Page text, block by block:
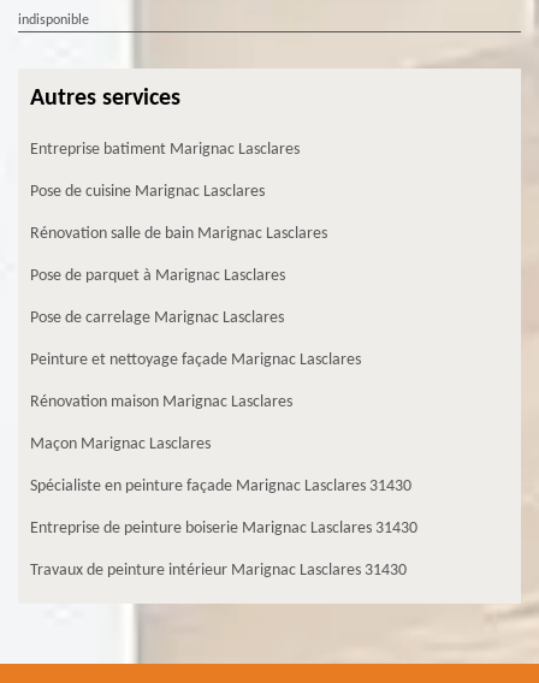
indisponible
Autres services
Entreprise batiment Marignac Lasclares
Pose de cuisine Marignac Lasclares
Rénovation salle de bain Marignac Lasclares
Pose de parquet à Marignac Lasclares
Pose de carrelage Marignac Lasclares
Peinture et nettoyage façade Marignac Lasclares
Rénovation maison Marignac Lasclares
Maçon Marignac Lasclares
Spécialiste en peinture façade Marignac Lasclares 31430
Entreprise de peinture boiserie Marignac Lasclares 31430
Travaux de peinture intérieur Marignac Lasclares 31430